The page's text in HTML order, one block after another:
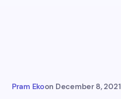
Pram Ekoon December 8, 2021